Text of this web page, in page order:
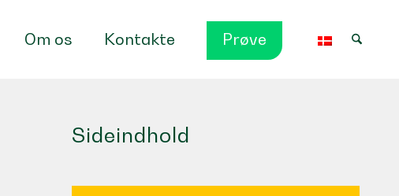
Om os Kontakte Prøve
Sideindhold